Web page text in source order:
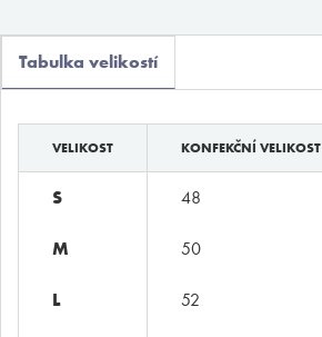
Tabulka velikostí
VELIKOST KONFEKČNÍ VELIKOST
S 48
M 50
L 52
Muchachomalo
McAlson
HOM
Manstore